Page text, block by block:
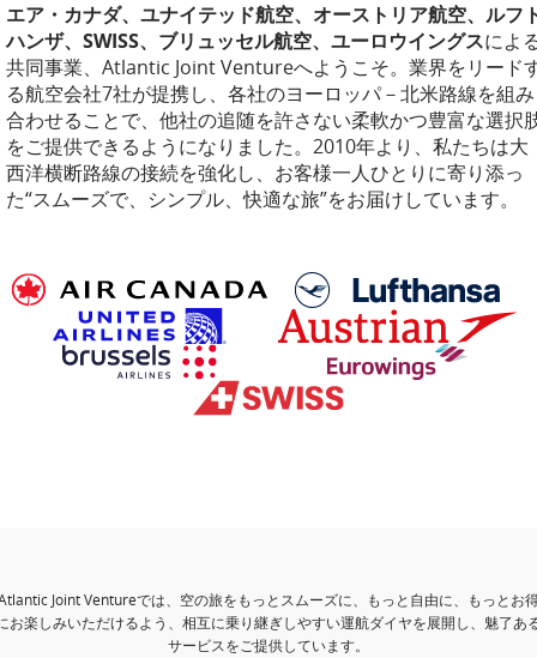
エア・カナダ、ユナイテッド航空、オーストリア航空、ルフ
ハンザ、SWISS、ブリュッセル航空、ユーロウイングスによ
共同事業、Atlantic Joint Ventureへようこそ。業界をリード
る航空会社7社が提携し、各社のヨーロッパ－北米路線を組み
合わせることで、他社の追随を許さない柔軟かつ豊富な選択
をご提供できるようになりました。2010年より、私たちは大
西洋横断路線の接続を強化し、お客様一人ひとりに寄り添っ
た“スムーズで、シンプル、快適な旅”をお届けしています。
Joint Ventureでは、空の旅をもっとスムーズに、もっと自由に、もっとお
お楽しみいただけるよう、相互に乗り継ぎしやすい運航ダイヤを展開し、魅了あ
サービスをご提供しています。